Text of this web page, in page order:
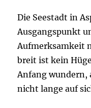
Die Seestadt in
Ausgangspunkt
Aufmerksamkeit
breit ist kein
Anfang wundern,
nicht lange auf